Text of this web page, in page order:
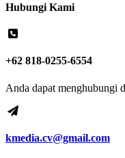
Hubungi Kami
+62 818-0255-6554
Anda dapat menghubungi
kmedia.cv@gmail.com